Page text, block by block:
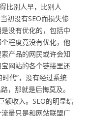
比别人早，比别人
初没有SEO而损失惨
没有优化的，包括中
程度竟没有优化，他
产品的网民或许会知
网站的各个链接里还
代”，没有经过系统
，那就是后悔莫及。
额收入。SEO的明显结
量只是和网站联盟广